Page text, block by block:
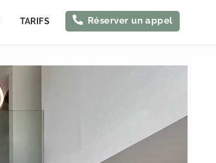
TARIFS Réserver un appel